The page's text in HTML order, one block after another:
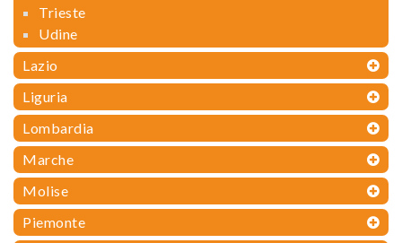
Trieste
Udine
Lazio
Liguria
Lombardia
Marche
Molise
Piemonte